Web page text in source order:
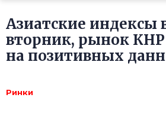
Азиатские индексы
вторник, рынок
на позитивных
Ринки